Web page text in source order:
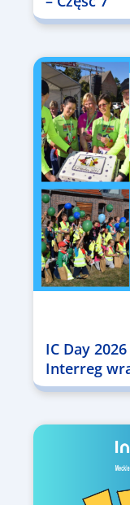
IC Day
Interreg